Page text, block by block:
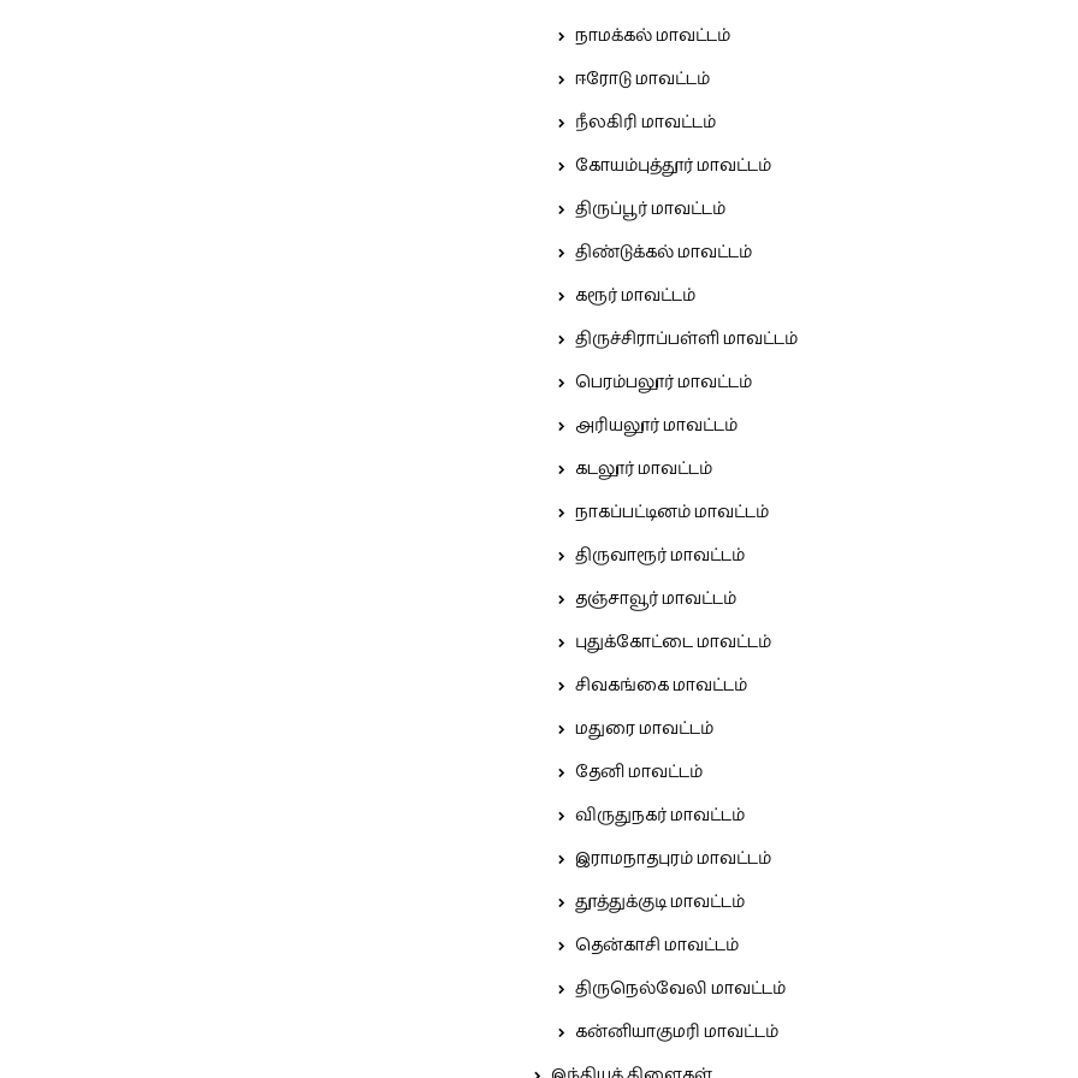
நாமக்கல் மாவட்டம்
ஈரோடு மாவட்டம்
நீலகிரி மாவட்டம்
கோயம்புத்தூர் மாவட்டம்
திருப்பூர் மாவட்டம்
திண்டுக்கல் மாவட்டம்
கரூர் மாவட்டம்
திருச்சிராப்பள்ளி மாவட்டம்
பெரம்பலூர் மாவட்டம்
அரியலூர் மாவட்டம்
கடலூர் மாவட்டம்
நாகப்பட்டினம் மாவட்டம்
திருவாரூர் மாவட்டம்
தஞ்சாவூர் மாவட்டம்
புதுக்கோட்டை மாவட்டம்
சிவகங்கை மாவட்டம்
மதுரை மாவட்டம்
தேனி மாவட்டம்
விருதுநகர் மாவட்டம்
இராமநாதபுரம் மாவட்டம்
தூத்துக்குடி மாவட்டம்
தென்காசி மாவட்டம்
திருநெல்வேலி மாவட்டம்
கன்னியாகுமரி மாவட்டம்